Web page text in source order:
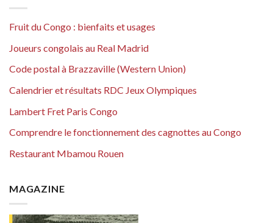
Fruit du Congo : bienfaits et usages
Joueurs congolais au Real Madrid
Code postal à Brazzaville (Western Union)
Calendrier et résultats RDC Jeux Olympiques
Lambert Fret Paris Congo
Comprendre le fonctionnement des cagnottes au Congo
Restaurant Mbamou Rouen
MAGAZINE